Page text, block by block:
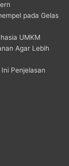
pada Gelas
UMKM
Agar Lebih
Penjelasan